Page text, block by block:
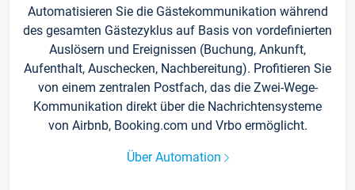
Automatisieren Sie die Gästekommunikation während
des gesamten Gästezyklus auf Basis von vordefinierten
Auslösern und Ereignissen (Buchung, Ankunft,
Aufenthalt, Auschecken, Nachbereitung). Profitieren Sie
von einem zentralen Postfach, das die Zwei-Wege-
Kommunikation direkt über die Nachrichtensysteme
von Airbnb, Booking.com und Vrbo ermöglicht.
Über Automation